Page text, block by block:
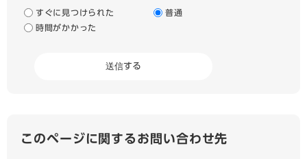
すぐに見つけられた
普通
時間がかかった
このページに関するお問い合わせ先